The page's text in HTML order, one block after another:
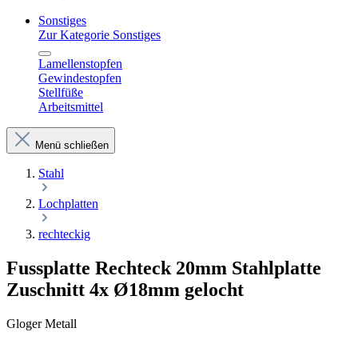
Sonstiges
Zur Kategorie Sonstiges
Lamellenstopfen
Gewindestopfen
Stellfüße
Arbeitsmittel
Menü schließen
Stahl
Lochplatten
rechteckig
Fussplatte Rechteck 20mm Stahlplatte
Zuschnitt 4x Ø18mm gelocht
Gloger Metall